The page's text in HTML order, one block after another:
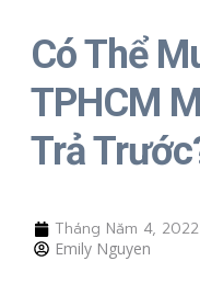
Có Thể
TPHCM
Trả
Tháng Năm 4, 2022
Emily Nguyen